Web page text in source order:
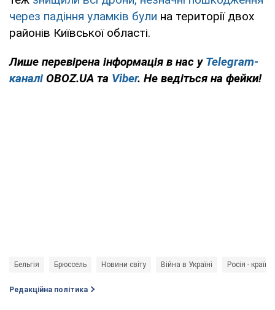
через падіння уламків були на території двох
районів Київської області.
Лише перевірена інформація в нас у Telegram-
каналі OBOZ.UA та Viber. Не ведіться на фейки!
Бельгія Брюссель Новини світу Війна в Україні Росія -
Редакційна політика